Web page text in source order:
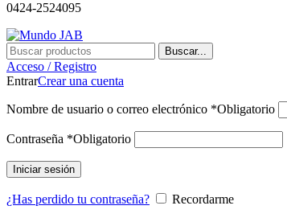
0424-2524095
Buscar...
Acceso / Registro
EntrarCrear una cuenta
Nombre de usuario o correo electrónico *Obligatorio
Contraseña *Obligatorio
Iniciar sesión
¿Has perdido tu contraseña?
Recordarme